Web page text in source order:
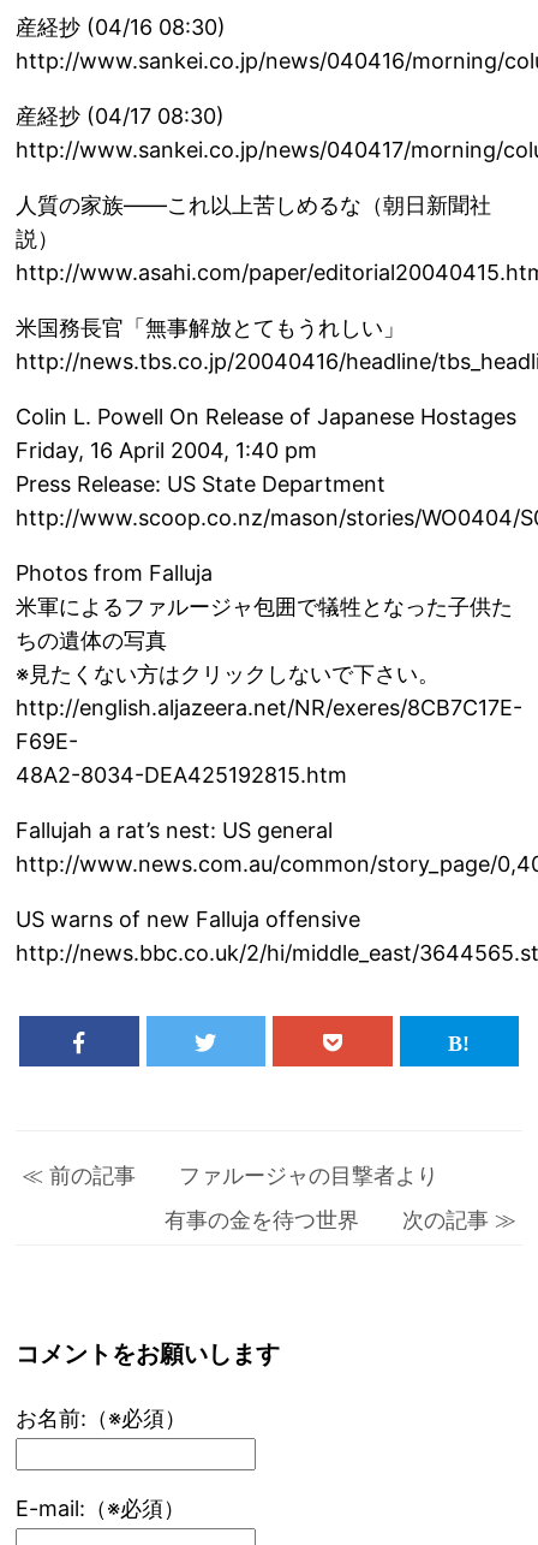
産経抄 (04/16 08:30)
http://www.sankei.co.jp/news/040416/morning/
産経抄 (04/17 08:30)
http://www.sankei.co.jp/news/040417/morning/
人質の家族――これ以上苦しめるな（朝日新聞社
説）
http://www.asahi.com/paper/
米国務長官「無事解放とてもうれしい」
http://news.tbs.co.jp/20040416/headline/
Colin L. Powell On Release of Japanese Hostages
Friday, 16 April 2004, 1:40 pm
Press Release: US State Department
http://www.scoop.co.nz/mason/stories/WO0404/
Photos from Falluja
米軍によるファルージャ包囲で犠牲となった子供た
ちの遺体の写真
※見たくない方はクリックしないで下さい。
http://english.aljazeera.net/NR/exeres/8CB7C17E-
F69E-
48A2-8034-DEA425192815.htm
Fallujah a rat’s nest: US general
http://www.news.com.au/common/story_page/
US warns of new Falluja offensive
http://news.bbc.co.uk/2/hi/middle_east/
≪ 前の記事 ファルージャの目撃者より
有事の金を待つ世界 次の記事 ≫
コメントをお願いします
お名前:（※必須）
E-mail:（※必須）